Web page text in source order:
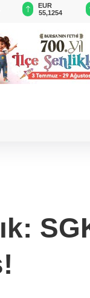
EUR
55,1254